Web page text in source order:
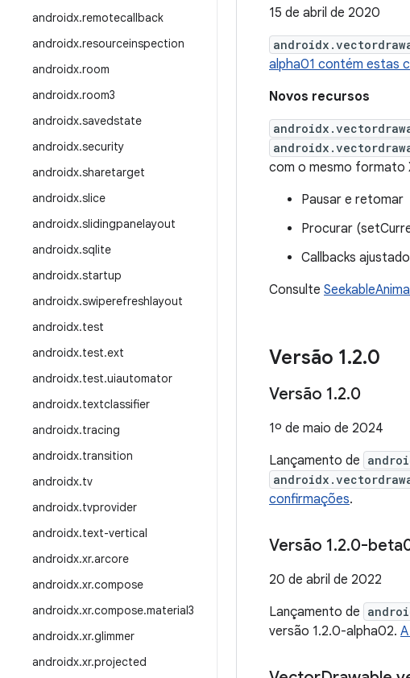
androidx.remotecallback
androidx.resourceinspection
androidx.room
androidx.room3
androidx.savedstate
androidx.security
androidx.sharetarget
androidx.slice
androidx.slidingpanelayout
androidx.sqlite
androidx.startup
androidx.swiperefreshlayout
androidx.test
androidx.test.ext
androidx.test.uiautomator
androidx.textclassifier
androidx.tracing
androidx.transition
androidx.tv
androidx.tvprovider
androidx.text-vertical
androidx.xr.arcore
androidx.xr.compose
androidx.xr.compose.material3
androidx.xr.glimmer
androidx.xr.projected
15 de abril de 2020
alpha01 contém estas
Novos recursos
com o mesmo formato
Pausar e retomar
Procurar
Callbacks
Consulte
Versão 1.2.0
Versão 1.2.0
1º de maio de 2024
Lançamento de
confirmações.
Versão 1.2.0-
20 de abril de 2022
Lançamento de
versão 1.2.0-alpha02.